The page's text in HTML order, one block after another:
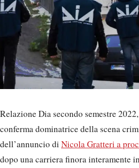
Relazione Dia secondo semestre
conferma dominatrice della scena
dell’annuncio di Nicola Gratteri a
dopo una carriera finora interamente